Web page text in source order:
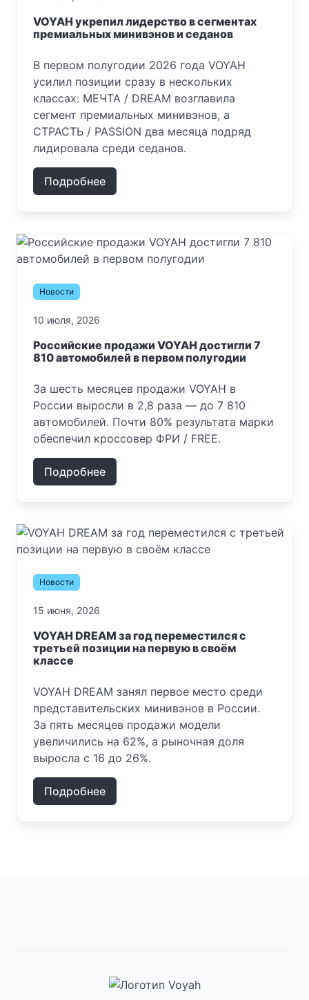
VOYAH укрепил лидерство в сегментах
премиальных минивэнов и седанов
В первом полугодии 2026 года VOYAH
усилил позиции сразу в нескольких
классах: МЕЧТА / DREAM возглавила
сегмент премиальных минивэнов, а
СТРАСТЬ / PASSION два месяца подряд
лидировала среди седанов.
Подробнее
Новости
10 июля, 2026
Российские продажи VOYAH достигли 7
810 автомобилей в первом полугодии
За шесть месяцев продажи VOYAH в
России выросли в 2,8 раза — до 7 810
автомобилей. Почти 80% результата марки
обеспечил кроссовер ФРИ / FREE.
Подробнее
Новости
15 июня, 2026
VOYAH DREAM за год переместился с
третьей позиции на первую в своём
классе
VOYAH DREAM занял первое место среди
представительских минивэнов в России.
За пять месяцев продажи модели
увеличились на 62%, а рыночная доля
выросла с 16 до 26%.
Подробнее